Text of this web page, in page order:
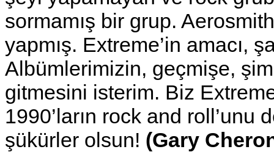
sormamış bir grup.
yapmış. Extreme’in amacı,
Albümlerimizin, geçmişe,
gitmesini isterim. Biz
1990’ların rock and roll’unu
şükürler olsun! (Gary